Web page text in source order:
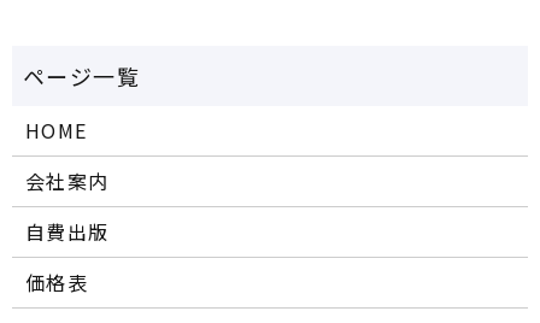
HOME
会社案内
自費出版
価格表